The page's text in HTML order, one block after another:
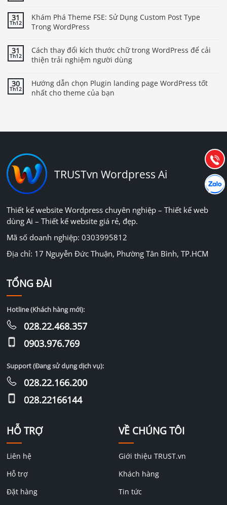
31
Th12
Khám Phá Theme FSE: Sử Dụng Custom Post Type
Trong WordPress
31
Th12
Cách thay đổi kích thước chữ trong WordPress để cải
thiện trải nghiệm người dùng
30
Th12
Hướng dẫn chọn Plugin landing page WordPress tốt
nhất cho theme của bạn
TRUSTvn Wordpress Ai
Thiết kế website Wordpress chuyên nghiệp – Thiết kế web
dùng Ai – Thiết kế website giá rẻ, đẹp.
Mã số doanh nghiệp: 0303995812
Địa chỉ: 17 Nguyễn Đức Thuận, Phường Tân Bình, TP.HCM
HỖ TRỢ
Liên hệ
Hỗ trợ
Đặt hàng
VỀ CHÚNG TÔI
Giới thiệu TRUST.vn
Khách hàng
Tin tức
TỔNG ĐÀI
Hotline (Khách hàng mới):
028.22.468.357
0903.976.769
Support (Đang sử dụng dịch vụ):
028.22.166.200
028.22166144
Gọi
(028) 22.166.144
Chát
Hợp tác